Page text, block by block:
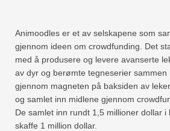
Animoodles er et av selskapene som
gjennom ideen om crowdfunding. Det
med å produsere og levere avanserte
av dyr og berømte tegneserier sammen
gjennom magneten på baksiden av
og samlet inn midlene gjennom
De samlet inn rundt 1,5 millioner dollar i
skaffe 1 million dollar.